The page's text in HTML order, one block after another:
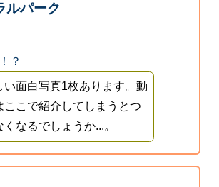
ルパーク
？
面白写真1枚あります。動
ここで紹介してしまうとつ
くなるでしょうか...。